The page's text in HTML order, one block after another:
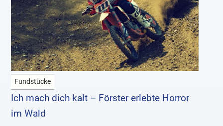
Fundstücke
Ich mach dich kalt – Förster erlebte Horror
im Wald